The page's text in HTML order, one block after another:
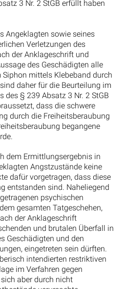
3 Nr. 2 StGB erfüllt haben
Angeklagten sowie seines
Verletzungen des
der Anklageschrift und
des Geschädigten alle
mittels Klebeband durch
daher für die Beurteilung im
des § 239 Absatz 3 Nr. 2 StGB
dass die schwere
durch die Freiheitsberaubung
begangene
dem Ermittlungsergebnis in
Angstzustände keine
dafür vorgetragen, dass diese
entstanden sind. Naheliegend
psychischen
gesamten Tatgeschehen,
der Anklageschrift
und brutalen Überfall in
Geschädigten und den
eingetreten sein dürften.
intendierten restriktiven
im Verfahren gegen
aber durch nicht